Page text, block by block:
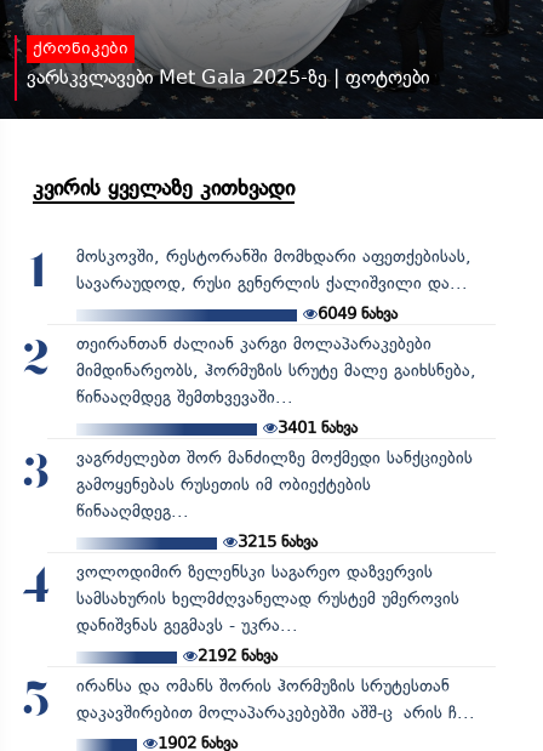
ქრონიკები
ვარსკვლავები Met Gala 2025-ზე | ფოტოები
კვირის ყველაზე კითხვადი
1
მოსკოვში, რესტორანში მომხდარი აფეთქებისას,
სავარაუდოდ, რუსი გენერლის ქალიშვილი და...
6049 ნახვა
2
თეირანთან ძალიან კარგი მოლაპარაკებები
მიმდინარეობს, ჰორმუზის სრუტე მალე გაიხსნება,
წინააღმდეგ შემთხვევაში...
3401ნახვა
3
ვაგრძელებთ შორ მანძილზე მოქმედი სანქციების
გამოყენებას რუსეთის იმ ობიექტების
წინააღმდეგ...
3215ნახვა
4
ვოლოდიმირ ზელენსკი საგარეო დაზვერვის
სამსახურის ხელმძღვანელად რუსტემ უმეროვის
დანიშვნას გეგმავს - უკრა...
2192ნახვა
5
ირანსა და ომანს შორის ჰორმუზის სრუტესთან
დაკავშირებით მოლაპარაკებებში აშშ-ც არის ჩ...
1902ნახვა